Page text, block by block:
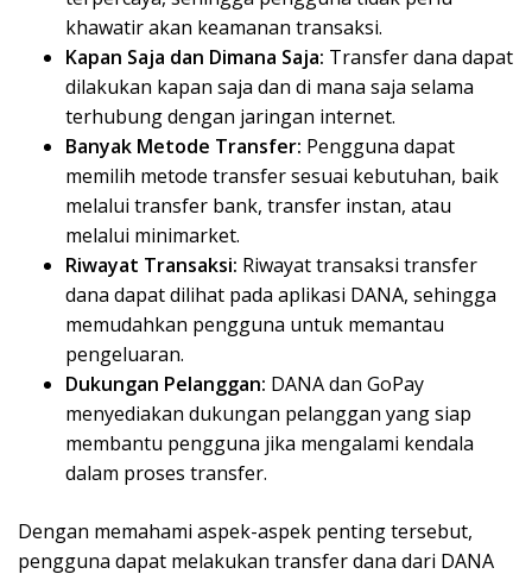
khawatir akan keamanan transaksi.
Kapan Saja dan Dimana Saja: Transfer dana dapat
dilakukan kapan saja dan di mana saja selama
terhubung dengan jaringan internet.
Banyak Metode Transfer: Pengguna dapat
memilih metode transfer sesuai kebutuhan, baik
melalui transfer bank, transfer instan, atau
melalui minimarket.
Riwayat Transaksi: Riwayat transaksi transfer
dana dapat dilihat pada aplikasi DANA, sehingga
memudahkan pengguna untuk memantau
pengeluaran.
Dukungan Pelanggan: DANA dan GoPay
menyediakan dukungan pelanggan yang siap
membantu pengguna jika mengalami kendala
dalam proses transfer.
Dengan memahami aspek-aspek penting tersebut,
pengguna dapat melakukan transfer dana dari DANA